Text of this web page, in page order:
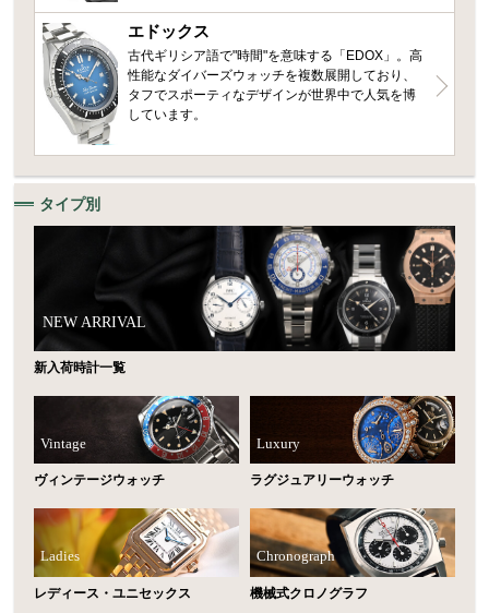
エドックス
古代ギリシア語で"時間"を意味する「EDOX」。高
性能なダイバーズウォッチを複数展開しており、
タフでスポーティなデザインが世界中で人気を博
しています。
タイプ別
NEW ARRIVAL
新入荷時計一覧
Vintage
ヴィンテージウォッチ
Luxury
ラグジュアリーウォッチ
Ladies
レディース・ユニセックス
Chronograph
機械式クロノグラフ